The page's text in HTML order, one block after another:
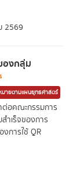
2569
องกลุ่ม
มายตามแผนยุทธศาสตร์
ต่อคณะกรรมการ
เร็จของการ
การใช้ QR